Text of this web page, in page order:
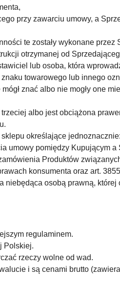
przy zawarciu umowy, a
te zostały wykonane
otrzymanej od
lub osoba, która
towarowego lub innego
znać albo nie mogły one
albo jest obciążona
określające
umowy pomiędzy Kupującym a
Produktów
konsumenta oraz art.
osobą prawną,
regulaminem.
Polskiej.
rzeczy wolne od wad.
i są cenami brutto